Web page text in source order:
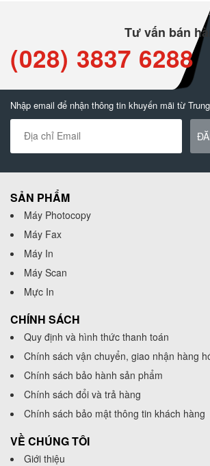
Tư vấn bán
(028) 3837 6288
Nhập email để nhận thông tin khuyến mãi từ
SẢN PHẨM
Máy Photocopy
Máy Fax
Máy In
Máy Scan
Mực In
CHÍNH SÁCH
Quy định và hình thức thanh toán
Chính sách vận chuyển, giao nhận hàng
Chính sách bảo hành sản phẩm
Chính sách đổi và trả hàng
Chính sách bảo mật thông tin khách hàng
VỀ CHÚNG TÔI
Giới thiệu